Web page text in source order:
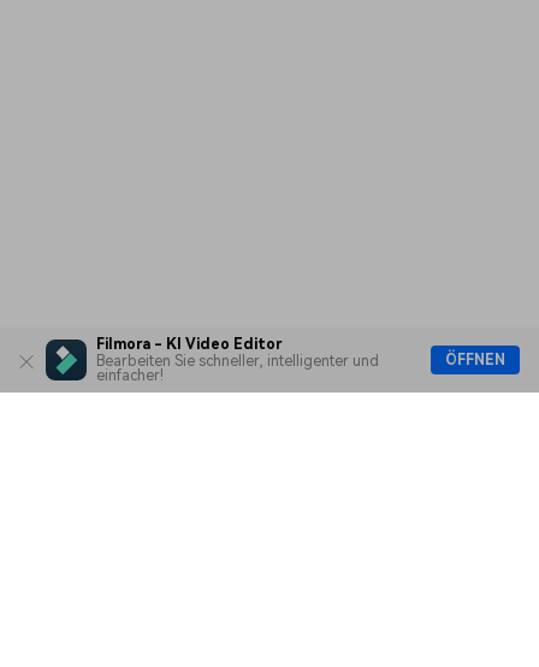
Filmora - KI Video Editor
Bearbeiten Sie schneller, intelligenter und
einfacher!
ÖFFNEN